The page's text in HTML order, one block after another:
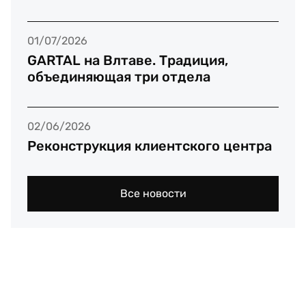
01/07/2026
GARTAL на Влтаве. Традиция,
объединяющая три отдела
02/06/2026
Реконструкция клиентского центра
Все новости